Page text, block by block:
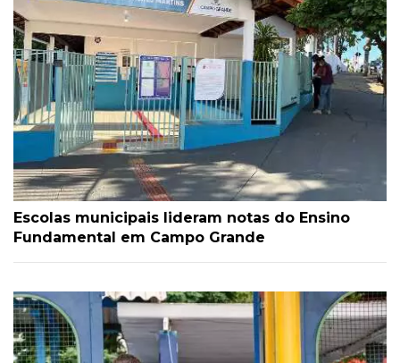
Escolas municipais lideram notas do Ensino
Fundamental em Campo Grande